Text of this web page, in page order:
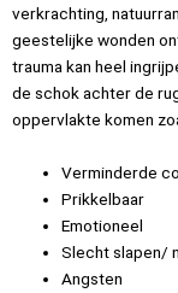
verkrachting,
geestelijke wonden
trauma kan heel
de schok achter de
oppervlakte komen
Verminderde
Prikkelbaar
Emotioneel
Slecht slapen/
Angsten